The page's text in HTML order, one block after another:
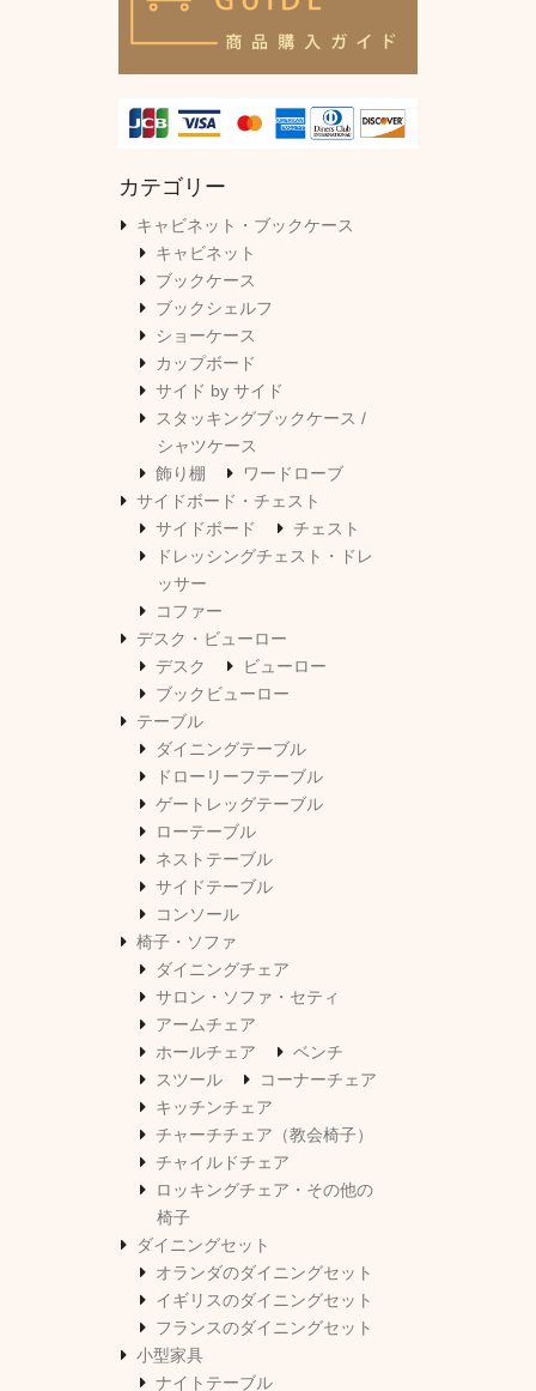
カテゴリー
キャビネット・ブックケース
キャビネット
ブックケース
ブックシェルフ
ショーケース
カップボード
サイド by サイド
スタッキングブックケース /
シャツケース
飾り棚
ワードローブ
サイドボード・チェスト
サイドボード
チェスト
ドレッシングチェスト・ドレ
ッサー
コファー
デスク・ビューロー
デスク
ビューロー
ブックビューロー
テーブル
ダイニングテーブル
ドローリーフテーブル
ゲートレッグテーブル
ローテーブル
ネストテーブル
サイドテーブル
コンソール
椅子・ソファ
ダイニングチェア
サロン・ソファ・セティ
アームチェア
ホールチェア
ベンチ
スツール
コーナーチェア
キッチンチェア
チャーチチェア（教会椅子）
チャイルドチェア
ロッキングチェア・その他の
椅子
ダイニングセット
オランダのダイニングセット
イギリスのダイニングセット
フランスのダイニングセット
小型家具
ナイトテーブル